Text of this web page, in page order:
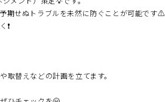
期せぬトラブルを未然に防ぐことが可能です⚠️
❗️
替えなどの計画を立てます。